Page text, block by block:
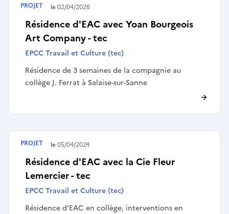
Résidence d'EAC avec Yoan Bourgeois
Art Company - tec
EPCC Travail et Culture (tec)
Résidence de 3 semaines de la compagnie au
collège J. Ferrat à Salaise-sur-Sanne
Terminé le02/04/2026
PROJET
Résidence d'EAC avec la Cie Fleur
Lemercier - tec
EPCC Travail et Culture (tec)
Résidence d'EAC en collège, interventions en
Terminé le05/04/2024
PROJET